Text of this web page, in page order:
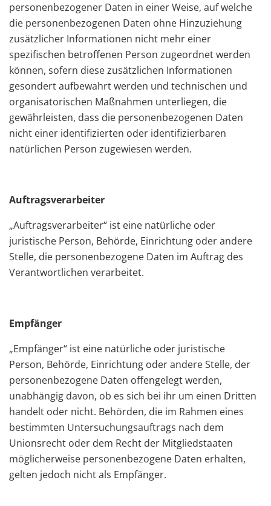
personenbezogener Daten in einer Weise, auf welche
die personenbezogenen Daten ohne Hinzuziehung
zusätzlicher Informationen nicht mehr einer
spezifischen betroffenen Person zugeordnet werden
können, sofern diese zusätzlichen Informationen
gesondert aufbewahrt werden und technischen und
organisatorischen Maßnahmen unterliegen, die
gewährleisten, dass die personenbezogenen Daten
nicht einer identifizierten oder identifizierbaren
natürlichen Person zugewiesen werden.
Auftragsverarbeiter
„Auftragsverarbeiter“ ist eine natürliche oder
juristische Person, Behörde, Einrichtung oder andere
Stelle, die personenbezogene Daten im Auftrag des
Verantwortlichen verarbeitet.
Empfänger
„Empfänger“ ist eine natürliche oder juristische
Person, Behörde, Einrichtung oder andere Stelle, der
personenbezogene Daten offengelegt werden,
unabhängig davon, ob es sich bei ihr um einen Dritten
handelt oder nicht. Behörden, die im Rahmen eines
bestimmten Untersuchungsauftrags nach dem
Unionsrecht oder dem Recht der Mitgliedstaaten
möglicherweise personenbezogene Daten erhalten,
gelten jedoch nicht als Empfänger.